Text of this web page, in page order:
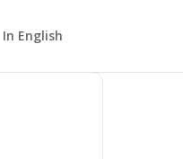
In English